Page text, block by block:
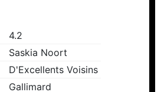
4.2
Saskia Noort
D'Excellents Voisins
Gallimard